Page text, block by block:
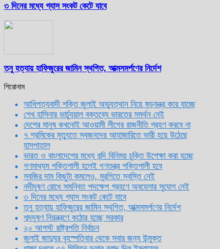
৩ দিনের মধ্যে গ্যাস সংকট কেটে যাবে
তনু হত্যায় হাফিজুরের জামিন স্থগিত, আত্মসমর্পণের নির্দেশ
শিরোনাম
আধিপত্যবাদী শক্তি জুলাই অভ্যুত্থান নিয়ে ষড়যন্ত্র করে যাচ্ছে
শেখ হাসিনার ভার্চ্যুয়াল বক্তব্যে ভারতের সমর্থন নেই
দেশের মানুষ কখনোই আওয়ামী লীগের রাজনীতি গ্রহণ করবে না
৭ শ্রমিকের মৃত্যুতে স্বজনদের আহাজারিতে ভারী হয়ে উঠেছে
হাসপাতাল
ভারত ও বাংলাদেশের মধ্যে বন্দি বিনিময় চুক্তি উপেক্ষা করা হচ্ছে
গণমাধ্যম শক্তিশালী হলেই গণতন্ত্র শক্তিশালী হবে
সবজির দাম কিছুটা কমলেও, মুরগিতে স্বস্তি নেই
নদীদূষণ রোধে সমন্বিত পদক্ষেপ গ্রহণে অবহেলার সুযোগ নেই
৩ দিনের মধ্যে গ্যাস সংকট কেটে যাবে
তনু হত্যায় হাফিজুরের জামিন স্থগিত, আত্মসমর্পণের নির্দেশ
শব্দদূষণ নিয়ন্ত্রণে কঠোর হচ্ছে সরকার
২০ আগস্ট রাষ্ট্রপতি নির্বাচন
জুলাই জাদুঘর বৃহস্পতিবার থেকে সবার জন্য উন্মুক্ত